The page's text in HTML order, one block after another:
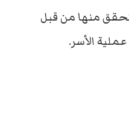
منها من قبل
الأسر.